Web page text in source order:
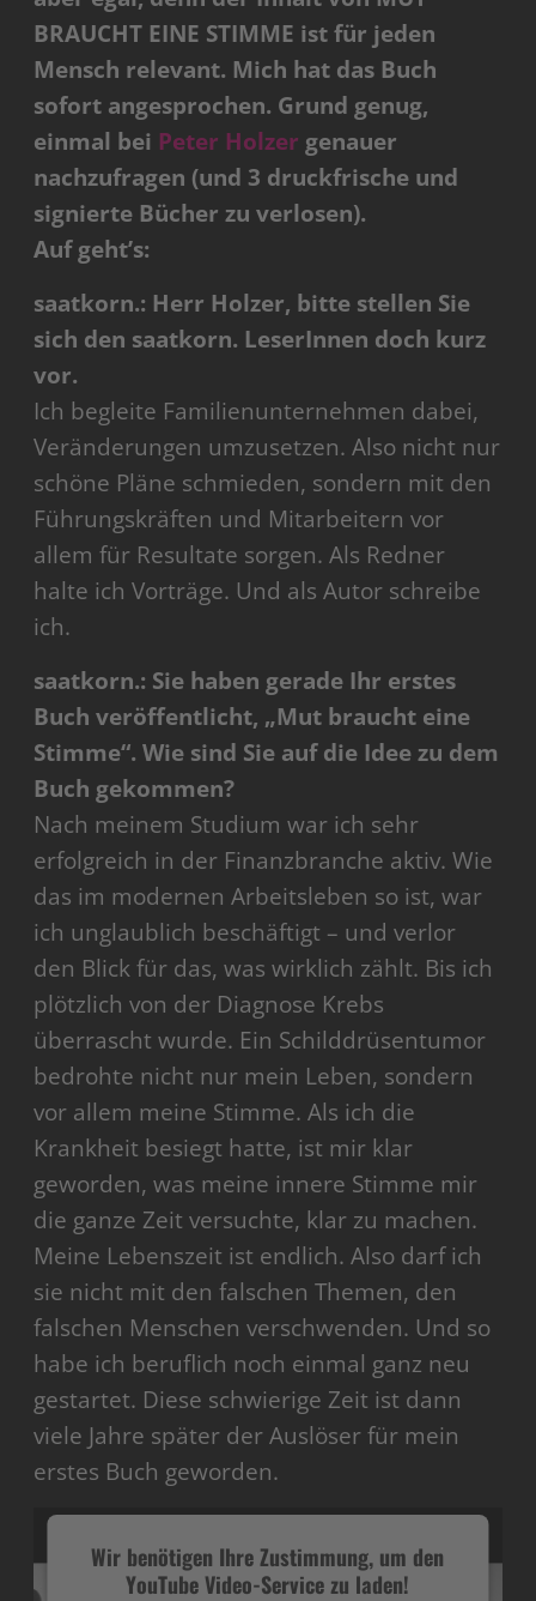
BRAUCHT EINE STIMME ist für jeden
Mensch relevant. Mich hat das Buch
sofort angesprochen. Grund genug,
einmal bei Peter Holzer genauer
nachzufragen (und 3 druckfrische und
signierte Bücher zu verlosen).
Auf geht’s:
saatkorn.: Herr Holzer, bitte stellen Sie
sich den saatkorn. LeserInnen doch kurz
vor.
Ich begleite Familienunternehmen dabei,
Veränderungen umzusetzen. Also nicht nur
schöne Pläne schmieden, sondern mit den
Führungskräften und Mitarbeitern vor
allem für Resultate sorgen. Als Redner
halte ich Vorträge. Und als Autor schreibe
ich.
saatkorn.: Sie haben gerade Ihr erstes
Buch veröffentlicht, „Mut braucht eine
Stimme“. Wie sind Sie auf die Idee zu dem
Buch gekommen?
Nach meinem Studium war ich sehr
erfolgreich in der Finanzbranche aktiv. Wie
das im modernen Arbeitsleben so ist, war
ich unglaublich beschäftigt – und verlor
den Blick für das, was wirklich zählt. Bis ich
plötzlich von der Diagnose Krebs
überrascht wurde. Ein Schilddrüsentumor
bedrohte nicht nur mein Leben, sondern
vor allem meine Stimme. Als ich die
Krankheit besiegt hatte, ist mir klar
geworden, was meine innere Stimme mir
die ganze Zeit versuchte, klar zu machen.
Meine Lebenszeit ist endlich. Also darf ich
sie nicht mit den falschen Themen, den
falschen Menschen verschwenden. Und so
habe ich beruflich noch einmal ganz neu
gestartet. Diese schwierige Zeit ist dann
viele Jahre später der Auslöser für mein
erstes Buch geworden.
Wir benötigen Ihre Zustimmung, um den
YouTube Video-Service zu laden!